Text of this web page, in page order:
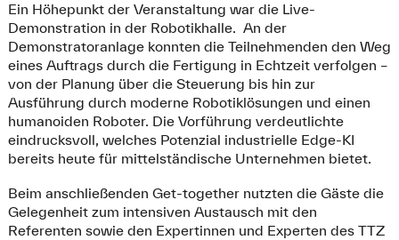
Ein Höhepunkt der Veranstaltung war die Live-
Demonstration in der Robotikhalle. An der
Demonstratoranlage konnten die Teilnehmenden den Weg
eines Auftrags durch die Fertigung in Echtzeit verfolgen –
von der Planung über die Steuerung bis hin zur
Ausführung durch moderne Robotiklösungen und einen
humanoiden Roboter. Die Vorführung verdeutlichte
eindrucksvoll, welches Potenzial industrielle Edge-KI
bereits heute für mittelständische Unternehmen bietet.
Beim anschließenden Get-together nutzten die Gäste die
Gelegenheit zum intensiven Austausch mit den
Referenten sowie den Expertinnen und Experten des TTZ